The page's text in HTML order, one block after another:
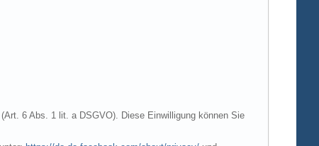
6 Abs. 1 lit. a DSGVO). Diese Einwilligung können Sie